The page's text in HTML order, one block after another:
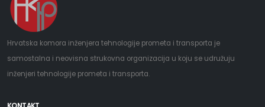
Hrvatska komora inženjera tehnologije prometa i transporta je
samostalna i neovisna strukovna organizacija u koju se udružuju
inženjeri tehnologije prometa i transporta.